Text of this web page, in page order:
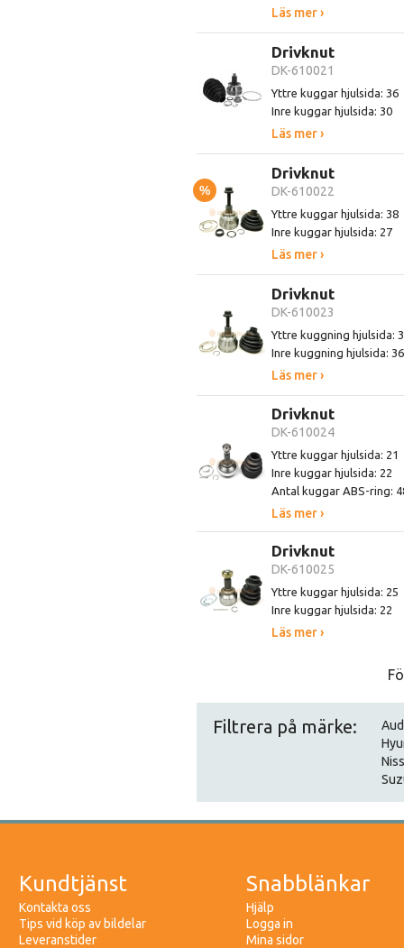
Läs mer ›
Drivknut
DK-610021
Yttre kuggar hjulsida: 36
Inre kuggar hjulsida: 30
Läs mer ›
%
Drivknut
DK-610022
Yttre kuggar hjulsida: 38
Inre kuggar hjulsida: 27
Läs mer ›
Drivknut
DK-610023
Yttre kuggning hjulsida:
Inre kuggning hjulsida: 36
Läs mer ›
Drivknut
DK-610024
Yttre kuggar hjulsida: 21
Inre kuggar hjulsida: 22
Antal kuggar ABS-ring:
Läs mer ›
Drivknut
DK-610025
Yttre kuggar hjulsida: 25
Inre kuggar hjulsida: 22
Läs mer ›
Filtrera på märke:
Kundtjänst
Kontakta oss
Tips vid köp av bildelar
Leveranstider
Snabblänkar
Hjälp
Logga in
Mina sidor